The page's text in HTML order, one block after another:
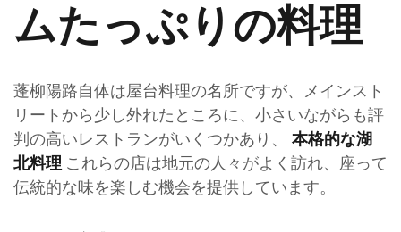
ムたっぷりの料理
蓬柳陽路自体は屋台料理の名所ですが、メインスト
リートから少し外れたところに、小さいながらも評
判の高いレストランがいくつかあり、 本格的な湖
北料理 これらの店は地元の人々がよく訪れ、座って
伝統的な味を楽しむ機会を提供しています。